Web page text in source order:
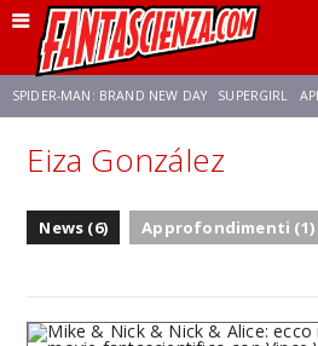
SPIDER-MAN: BRAND NEW DAY SUPERGIRL
FRANCO RICCIARDIELLO ZENDAYA
Eiza González
News (6) Approfondimenti (1)